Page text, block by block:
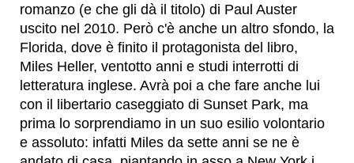
romanzo (e che gli dà il titolo) di Paul Auster
uscito nel 2010. Però c'è anche un altro sfondo, la
Florida, dove è finito il protagonista del libro,
Miles Heller, ventotto anni e studi interrotti di
letteratura inglese. Avrà poi a che fare anche lui
con il libertario caseggiato di Sunset Park, ma
prima lo sorprendiamo in un suo esilio volontario
e assoluto: infatti Miles da sette anni se ne è